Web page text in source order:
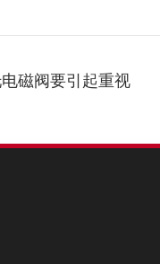
磁阀要引起重视